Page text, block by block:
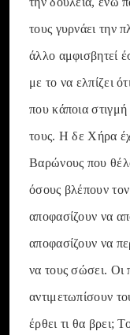
τους γυρνάει την
άλλο αμφισβητεί
με το να ελπίζει
που κάποια
τους. Η δε Χήρα
Βαρώνους που
όσους βλέπουν τον
αποφασίζουν να
αποφασίζουν να
να τους σώσει. Οι
αντιμετωπίσουν
έρθει τι θα βρει;